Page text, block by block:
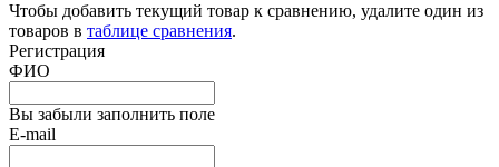
Чтобы добавить текущий товар к сравнению, удалите один из
товаров в таблице сравнения.
Регистрация
ФИО
Вы забыли заполнить поле
E-mail